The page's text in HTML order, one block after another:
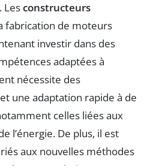
Lesconstructeurs
fabrication de moteurs
investir dans des
adaptées à
nécessite des
et une adaptation rapide à de
celles liées aux
l’énergie. De plus, il est
aux nouvelles méthodes